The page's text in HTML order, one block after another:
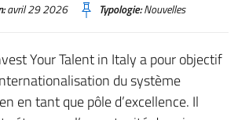
avril 29 2026 Typologie:Nouvelles
Your Talent in Italy a pour objectif
du système
en tant que pôle d’excellence. Il